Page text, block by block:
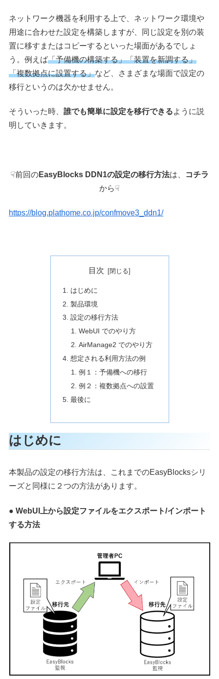
ネットワーク機器を利用する上で、ネットワーク環境や
用途に合わせた設定を構築しますが、同じ設定を別の装
置に移すまたはコピーするといった場面があるでしょ
う。例えば「予備機の構築する」「装置を新調する」
「複数拠点に設置する」など、さまざまな場面で設定の
移行というのは欠かせません。
そういった時、誰でも簡単に設定を移行できるように説
明していきます。
☟前回のEasyBlocks DDN1の設定の移行方法は、
コチラ
から☟
https://blog.plathome.co.jp/confmove3_ddn1/
目次
はじめに
製品環境
設定の移行方法
WebUI でのやり方
AirManage2 でのやり方
想定される利用方法の例
例１：予備機への移行
例２：複数拠点への設置
最後に
はじめに
本製品の設定の移行方法は、これまでのEasyBlocksシリ
ーズと同様に２つの方法があります。
● WebUI上から設定ファイルをエクスポート/インポート
する方法